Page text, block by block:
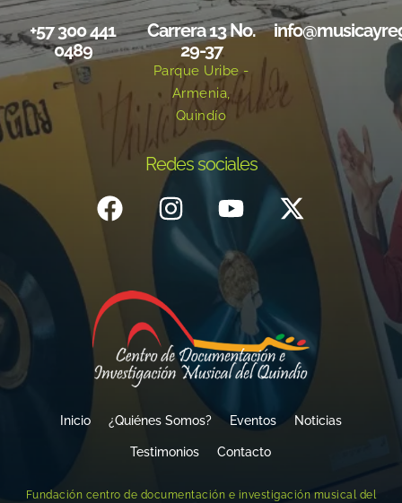
+57 300 441
0489
Carrera 13 No.
29-37
Parque Uribe -
Armenia,
Quindío
Redes sociales
Inicio ¿Quiénes Somos? Eventos Noticias
Testimonios Contacto
Fundación centro de documentación e investigación musical del